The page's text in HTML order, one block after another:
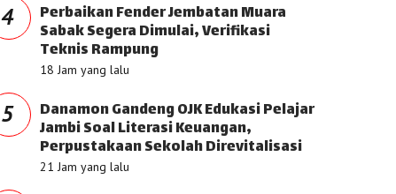
4 Perbaikan Fender Jembatan Muara
Sabak Segera Dimulai, Verifikasi
Teknis Rampung
18 Jam yang lalu
5 Danamon Gandeng OJK Edukasi Pelajar
Jambi Soal Literasi Keuangan,
Perpustakaan Sekolah Direvitalisasi
21 Jam yang lalu